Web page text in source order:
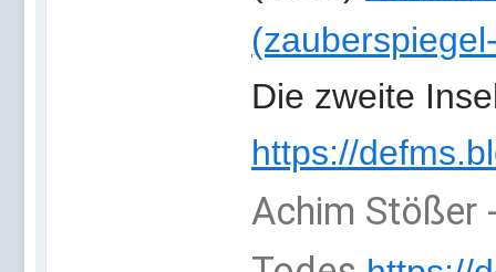
Die zweite
https://
Achim Stößer